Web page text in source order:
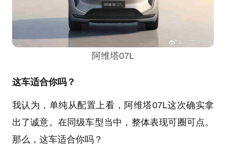
阿维塔07L
这车适合你吗？
我认为，单纯从配置上看，阿维塔07L这次确实拿
出了诚意。在同级车型当中，整体表现可圈可点。
那么，这车适合你吗？